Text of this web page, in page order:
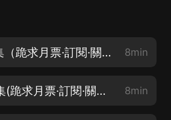
風水鋪 第001集（跪求月票·訂閱·關注·評論·點讚） 8min
風水鋪 第002集(跪求月票·訂閱·關注·評論·點讚) 8min